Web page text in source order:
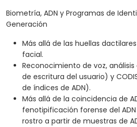
Biometría, ADN y Programas de
Generación
Más allá de las huellas
facial.
Reconocimiento de voz,
de escritura del usuario) y
de índices de ADN).
Más allá de la coincidencia de
fenotipificación forense del
rostro a partir de muestras de